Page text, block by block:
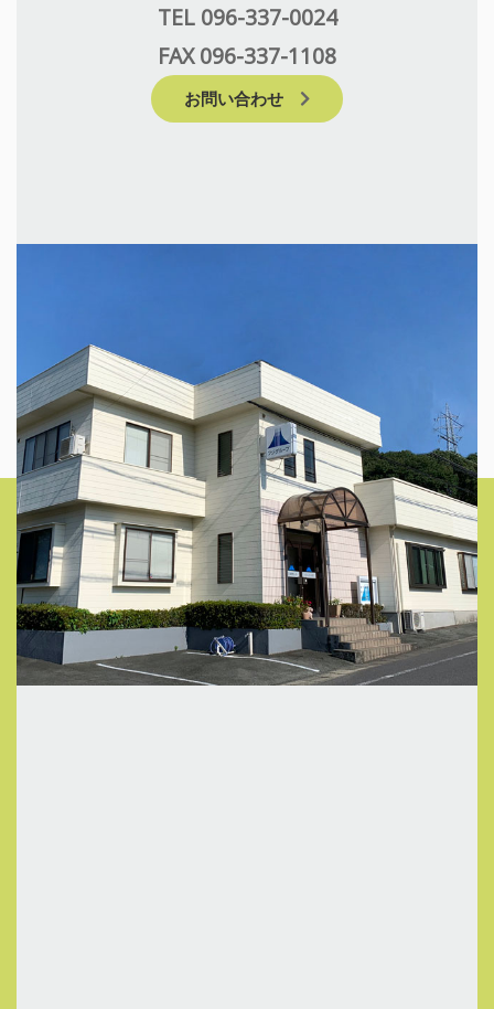
TEL 096-337-0024
FAX 096-337-1108
お問い合わせ